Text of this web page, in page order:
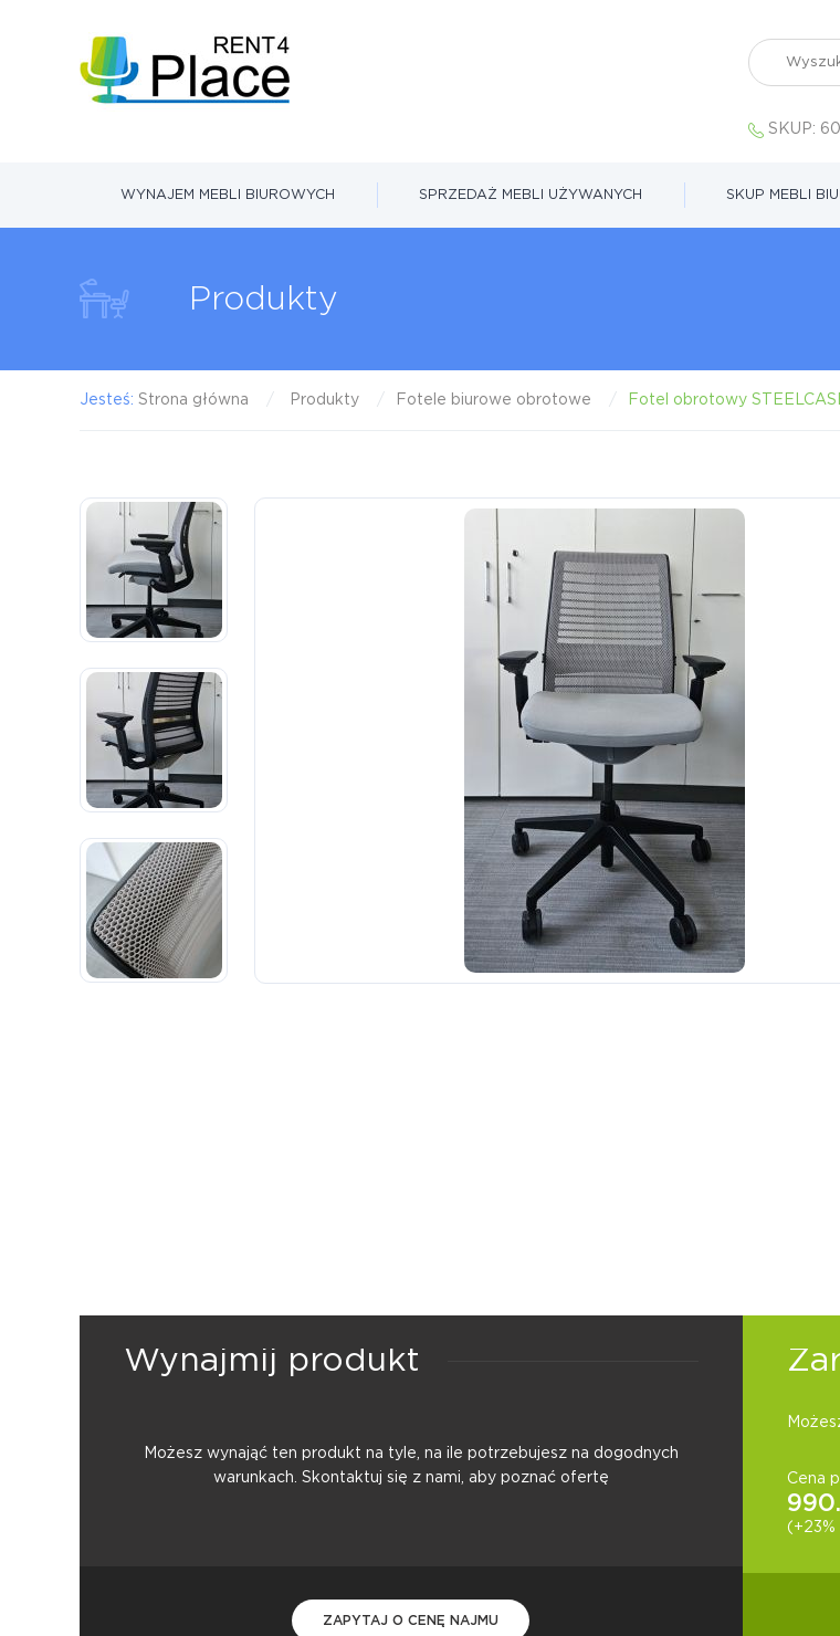
SKUP:
WYNAJEM MEBLI BIUROWYCH SPRZEDAŻ MEBLI UŻYWANYCH SKUP MEBLI
Produkty
Jesteś: Strona główna Produkty Fotele biurowe obrotowe Fotel obrotowy
Wynajmij produkt
Możesz wynająć ten produkt na tyle, na ile potrzebujesz na dogodnych
warunkach. Skontaktuj się z nami, aby poznać ofertę
ZAPYTAJ O CENĘ NAJMU
Cena
(+23%